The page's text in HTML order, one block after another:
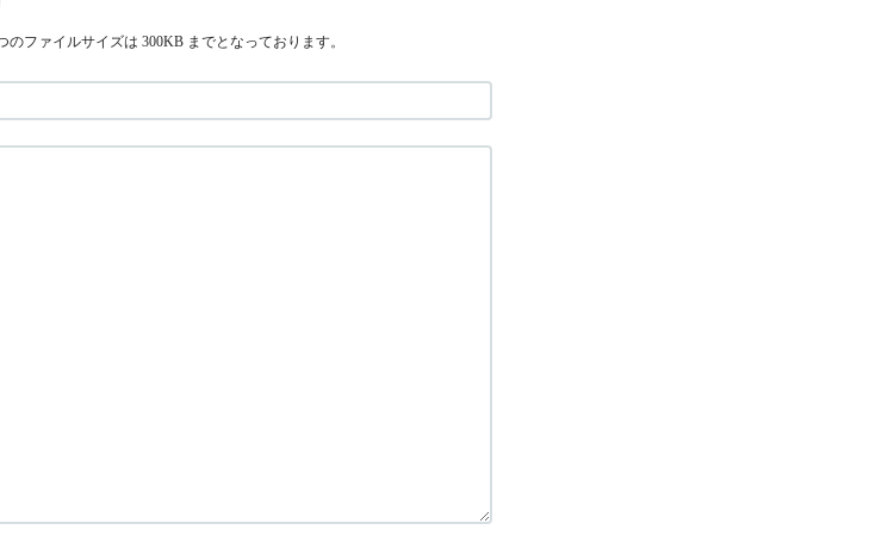
のファイルサイズは 300KB までとなっております。